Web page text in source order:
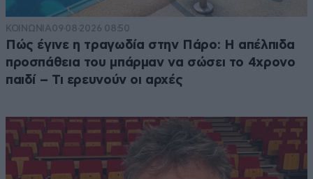
ΚΟΙΝΩΝΙΑ09·08·2026 08:50
Πώς έγινε η τραγωδία στην Πάρο: Η απέλπιδα
προσπάθεια του μπάρμαν να σώσει το 4χρονο
παιδί – Τι ερευνούν οι αρχές